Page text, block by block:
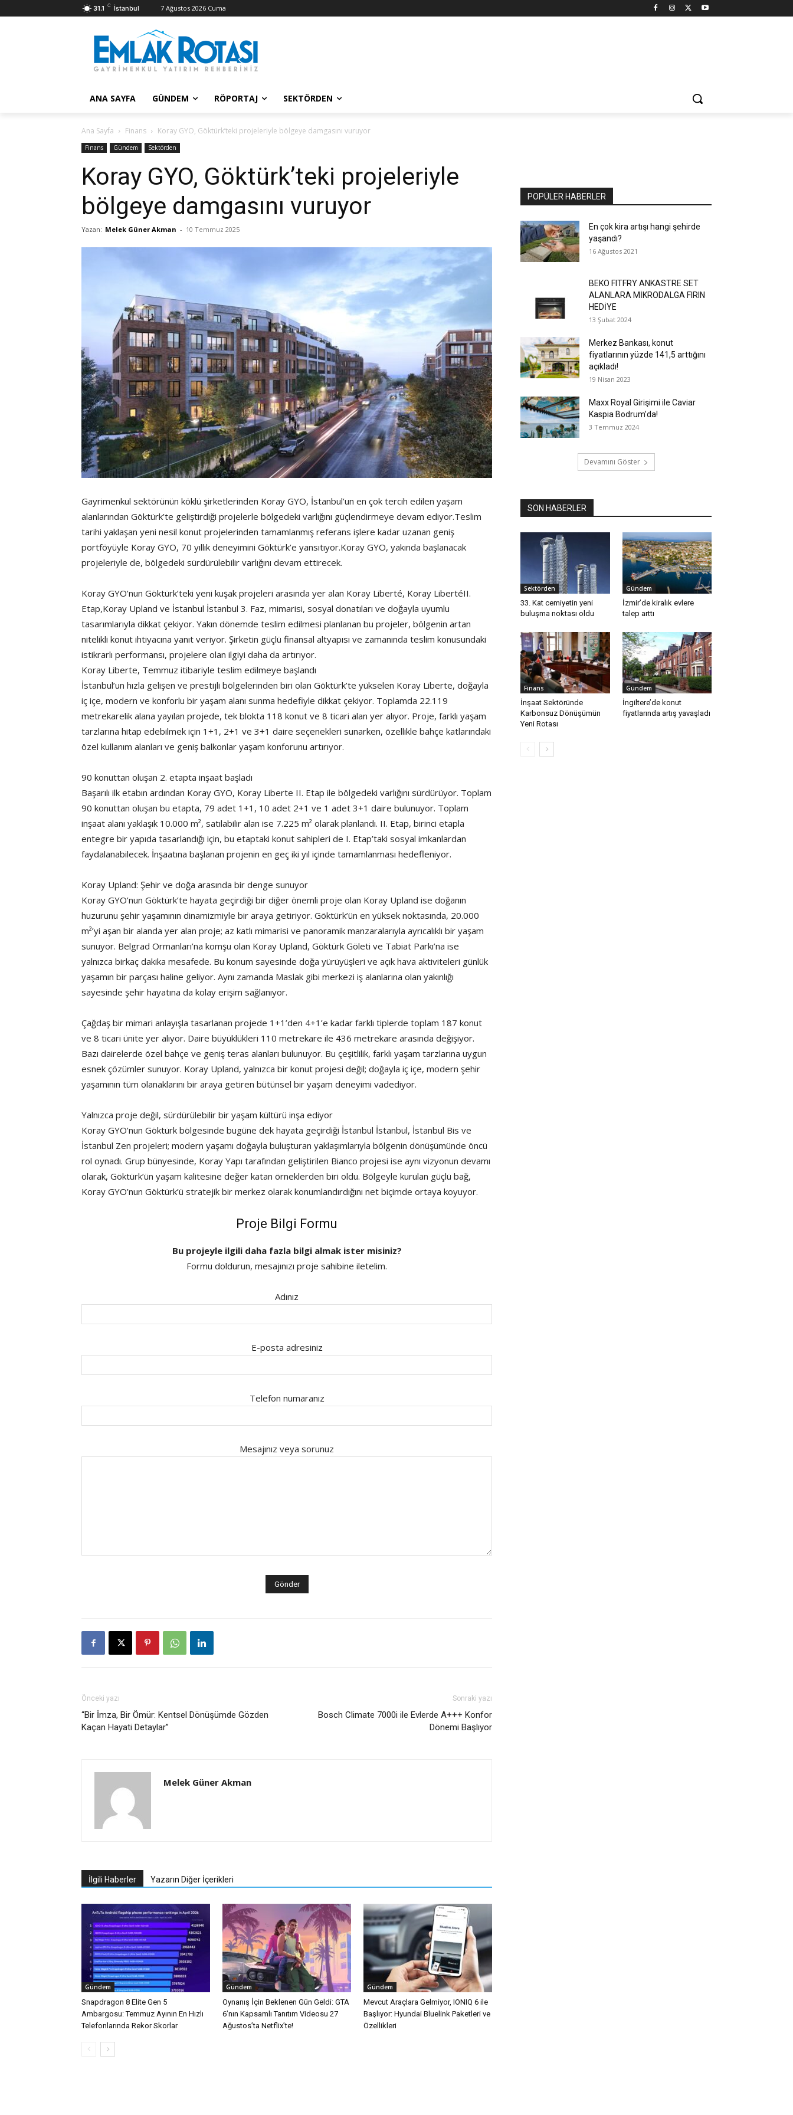
31.1 C İstanbul 7 Ağustos 2026 Cuma
ANA SAYFA GÜNDEM RÖPORTAJ SEKTÖRDEN
Ana Sayfa Finans Koray GYO, Göktürk’teki projeleriyle bölgeye damgasını vuruyor
Finans Gündem Sektörden
Koray GYO, Göktürk’teki projeleriyle
bölgeye damgasını vuruyor
Yazan: Melek Güner Akman - 10 Temmuz 2025
Gayrimenkul sektörünün köklü şirketlerinden Koray GYO, İstanbul’un en çok tercih edilen yaşam
alanlarından Göktürk’te geliştirdiği projelerle bölgedeki varlığını güçlendirmeye devam ediyor.Teslim
tarihi yaklaşan yeni nesil konut projelerinden tamamlanmış referans işlere kadar uzanan geniş
portföyüyle Koray GYO, 70 yıllık deneyimini Göktürk’e yansıtıyor.Koray GYO, yakında başlanacak
projeleriyle de, bölgedeki sürdürülebilir varlığını devam ettirecek.
Koray GYO’nun Göktürk’teki yeni kuşak projeleri arasında yer alan Koray Liberté, Koray LibertéII.
Etap,Koray Upland ve İstanbul İstanbul 3. Faz, mimarisi, sosyal donatıları ve doğayla uyumlu
tasarımlarıyla dikkat çekiyor. Yakın dönemde teslim edilmesi planlanan bu projeler, bölgenin artan
nitelikli konut ihtiyacına yanıt veriyor. Şirketin güçlü finansal altyapısı ve zamanında teslim konusundaki
istikrarlı performansı, projelere olan ilgiyi daha da artırıyor.
Koray Liberte, Temmuz itibariyle teslim edilmeye başlandı
İstanbul’un hızla gelişen ve prestijli bölgelerinden biri olan Göktürk’te yükselen Koray Liberte, doğayla
iç içe, modern ve konforlu bir yaşam alanı sunma hedefiyle dikkat çekiyor. Toplamda 22.119
metrekarelik alana yayılan projede, tek blokta 118 konut ve 8 ticari alan yer alıyor. Proje, farklı yaşam
tarzlarına hitap edebilmek için 1+1, 2+1 ve 3+1 daire seçenekleri sunarken, özellikle bahçe katlarındaki
özel kullanım alanları ve geniş balkonlar yaşam konforunu artırıyor.
90 konuttan oluşan 2. etapta inşaat başladı
Başarılı ilk etabın ardından Koray GYO, Koray Liberte II. Etap ile bölgedeki varlığını sürdürüyor. Toplam
90 konuttan oluşan bu etapta, 79 adet 1+1, 10 adet 2+1 ve 1 adet 3+1 daire bulunuyor. Toplam
inşaat alanı yaklaşık 10.000 m², satılabilir alan ise 7.225 m² olarak planlandı. II. Etap, birinci etapla
entegre bir yapıda tasarlandığı için, bu etaptaki konut sahipleri de I. Etap’taki sosyal imkanlardan
faydalanabilecek. İnşaatına başlanan projenin en geç iki yıl içinde tamamlanması hedefleniyor.
Koray Upland: Şehir ve doğa arasında bir denge sunuyor
Koray GYO’nun Göktürk’te hayata geçirdiği bir diğer önemli proje olan Koray Upland ise doğanın
huzurunu şehir yaşamının dinamizmiyle bir araya getiriyor. Göktürk’ün en yüksek noktasında, 20.000
m²’yi aşan bir alanda yer alan proje; az katlı mimarisi ve panoramik manzaralarıyla ayrıcalıklı bir yaşam
sunuyor. Belgrad Ormanları’na komşu olan Koray Upland, Göktürk Göleti ve Tabiat Parkı’na ise
yalnızca birkaç dakika mesafede. Bu konum sayesinde doğa yürüyüşleri ve açık hava aktiviteleri günlük
yaşamın bir parçası haline geliyor. Aynı zamanda Maslak gibi merkezi iş alanlarına olan yakınlığı
sayesinde şehir hayatına da kolay erişim sağlanıyor.
Çağdaş bir mimari anlayışla tasarlanan projede 1+1’den 4+1’e kadar farklı tiplerde toplam 187 konut
ve 8 ticari ünite yer alıyor. Daire büyüklükleri 110 metrekare ile 436 metrekare arasında değişiyor.
Bazı dairelerde özel bahçe ve geniş teras alanları bulunuyor. Bu çeşitlilik, farklı yaşam tarzlarına uygun
esnek çözümler sunuyor. Koray Upland, yalnızca bir konut projesi değil; doğayla iç içe, modern şehir
yaşamının tüm olanaklarını bir araya getiren bütünsel bir yaşam deneyimi vadediyor.
Yalnızca proje değil, sürdürülebilir bir yaşam kültürü inşa ediyor
Koray GYO’nun Göktürk bölgesinde bugüne dek hayata geçirdiği İstanbul İstanbul, İstanbul Bis ve
İstanbul Zen projeleri; modern yaşamı doğayla buluşturan yaklaşımlarıyla bölgenin dönüşümünde öncü
rol oynadı. Grup bünyesinde, Koray Yapı tarafından geliştirilen Bianco projesi ise aynı vizyonun devamı
olarak, Göktürk’ün yaşam kalitesine değer katan örneklerden biri oldu. Bölgeyle kurulan güçlü bağ,
Koray GYO’nun Göktürk’ü stratejik bir merkez olarak konumlandırdığını net biçimde ortaya koyuyor.
Proje Bilgi Formu
Bu projeyle ilgili daha fazla bilgi almak ister misiniz?
Formu doldurun, mesajınızı proje sahibine iletelim.
Adınız
E-posta adresiniz
Telefon numaranız
Mesajınız veya sorunuz
Önceki yazı
“Bir İmza, Bir Ömür: Kentsel Dönüşümde Gözden
Kaçan Hayati Detaylar”
Sonraki yazı
Bosch Climate 7000i ile Evlerde A+++ Konfor
Dönemi Başlıyor
Melek Güner Akman
İlgili Haberler Yazarın Diğer İçerikleri
Gündem
Snapdragon 8 Elite Gen 5
Ambargosu: Temmuz Ayının En Hızlı
Telefonlarında Rekor Skorlar
Gündem
Oynanış İçin Beklenen Gün Geldi: GTA
6’nın Kapsamlı Tanıtım Videosu 27
Ağustos’ta Netflix’te!
Gündem
Mevcut Araçlara Gelmiyor, IONIQ 6 ile
Başlıyor: Hyundai Bluelink Paketleri ve
Özellikleri
POPÜLER HABERLER
En çok kira artışı hangi şehirde
yaşandı?
16 Ağustos 2021
BEKO FITFRY ANKASTRE SET
ALANLARA MİKRODALGA FIRIN
HEDİYE
13 Şubat 2024
Merkez Bankası, konut
fiyatlarının yüzde 141,5 arttığını
açıkladı!
19 Nisan 2023
Maxx Royal Girişimi ile Caviar
Kaspia Bodrum’da!
3 Temmuz 2024
Devamını Göster
SON HABERLER
Sektörden
33. Kat cemiyetin yeni
buluşma noktası oldu
Gündem
İzmir’de kiralık evlere
talep arttı
Finans
İnşaat Sektöründe
Karbonsuz Dönüşümün
Yeni Rotası
Gündem
İngiltere’de konut
fiyatlarında artış yavaşladı